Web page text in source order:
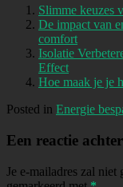
Slimme keuzes
De impact van
comfort
Isolatie
Effect
Hoe maak je je
Posted in Energie
Een reactie
Je e-mailadres zal niet